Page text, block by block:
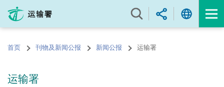
内
的首页 刊物及新闻公报 新闻公报 运输署
运输署